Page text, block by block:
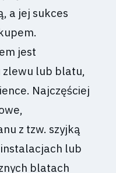
a jej sukces
jest
zlewu lub blatu,
Najczęściej
z tzw. szyjką
lub
blatach